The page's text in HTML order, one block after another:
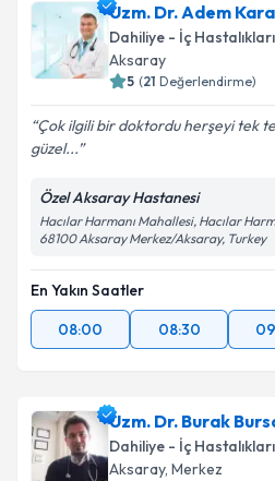
E-posta Adresiniz
Kişisel verilerimin
Takvim
Uzm. Dr. Adem Kara
Dahiliye - İç Hastalıkları
Aksaray
5 (21 Değerlendirme)
Çok ilgili bir doktordu herşeyi tek
güzel...
Özel Aksaray Hastanesi
Hacılar Harmanı Mahallesi, Hacılar
68100 Aksaray Merkez/Aksaray, Turkey
En Yakın Saatler
08:00
08:30
Uzm. Dr. Burak
Dahiliye - İç Hastalıkları
Aksaray, Merkez